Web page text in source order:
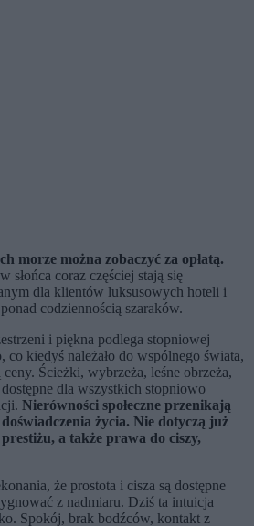
morze można zobaczyć za opłatą.
słońca coraz częściej stają się
dla klientów luksusowych hoteli i
codziennością szaraków.
i piękna podlega stopniowej
co kiedyś należało do wspólnego świata,
Ścieżki, wybrzeża, leśne obrzeża,
dla wszystkich stopniowo
Nierówności społeczne przenikają
doświadczenia życia. Nie dotyczą już
a także prawa do ciszy,
że prostota i cisza są dostępne
z nadmiaru. Dziś ta intuicja
Spokój, brak bodźców, kontakt z